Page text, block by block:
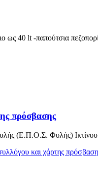
ως 40 lt -παπούτσια
πρόσβασης
(Ε.Π.Ο.Σ. Φυλής)
και χάρτης